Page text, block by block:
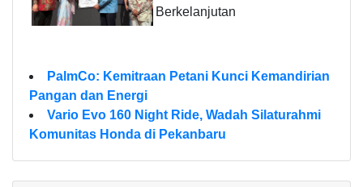
Berkelanjutan
PalmCo: Kemitraan Petani Kunci Kemandirian
Pangan dan Energi
Vario Evo 160 Night Ride, Wadah Silaturahmi
Komunitas Honda di Pekanbaru